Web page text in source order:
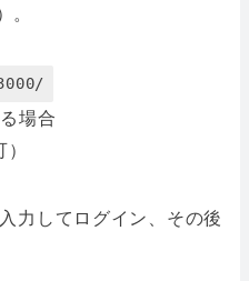
場合
力してログイン、その後